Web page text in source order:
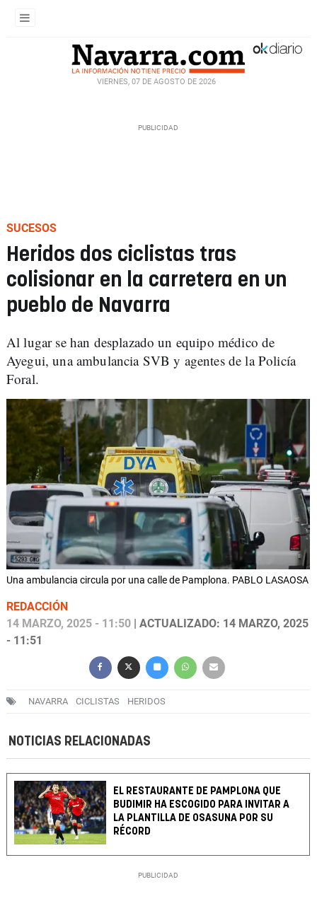
VIERNES, 07 DE AGOSTO DE 2026
SUCESOS
Heridos dos ciclistas tras
colisionar en la carretera en un
pueblo de Navarra
Al lugar se han desplazado un equipo médico de
Ayegui, una ambulancia SVB y agentes de la Policía
Foral.
Una ambulancia circula por una calle de Pamplona. PABLO LASAOSA
REDACCIÓN
14 MARZO, 2025 - 11:50 | ACTUALIZADO: 14 MARZO, 2025
- 11:51
NAVARRA CICLISTAS HERIDOS
NOTICIAS RELACIONADAS
EL RESTAURANTE DE PAMPLONA QUE
BUDIMIR HA ESCOGIDO PARA INVITAR A
LA PLANTILLA DE OSASUNA POR SU
RÉCORD